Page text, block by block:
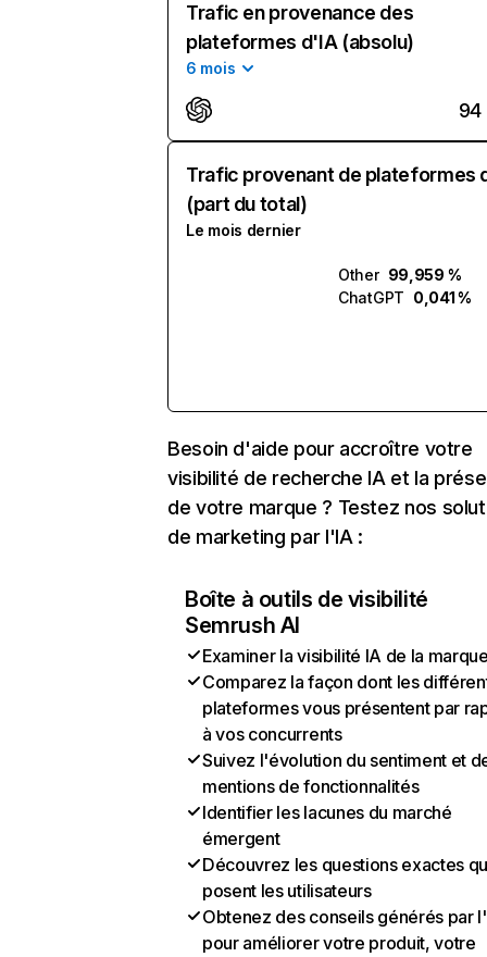
Trafic en provenance des
plateformes d'IA (absolu)
6 mois
94
Trafic provenant de plateformes
(part du total)
Le mois dernier
Other 99,959 %
ChatGPT 0,041 %
Besoin d'aide pour accroître votre
visibilité de recherche IA et la
de votre marque ? Testez nos
de marketing par l'IA :
Boîte à outils de visibilité
Semrush AI
Examiner la visibilité IA de la
Comparez la façon dont les
plateformes vous présentent par
à vos concurrents
Suivez l'évolution du sentiment et
mentions de fonctionnalités
Identifier les lacunes du marché
émergent
Découvrez les questions exactes
posent les utilisateurs
Obtenez des conseils générés par
pour améliorer votre produit, votre